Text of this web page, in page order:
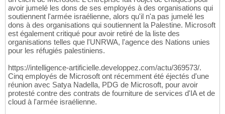
avoir jumelé les dons de ses employés à des organisations qui
soutiennent l'armée israélienne, alors qu'il n'a pas jumelé les
dons à des organisations qui soutiennent la Palestine. Microsoft
est également critiqué pour avoir retiré de la liste des
organisations telles que l'UNRWA, l'agence des Nations unies
pour les réfugiés palestiniens.
https://intelligence-artificielle.developpez.com/actu/369573/.
Cinq employés de Microsoft ont récemment été éjectés d'une
réunion avec Satya Nadella, PDG de Microsoft, pour avoir
protesté contre des contrats de fourniture de services d'IA et de
cloud à l'armée israélienne.